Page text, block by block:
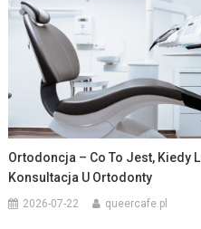
Ortodoncja – Co To Jest, Kiedy
Konsultacja U Ortodonty
2026-07-22 queercafe.pl